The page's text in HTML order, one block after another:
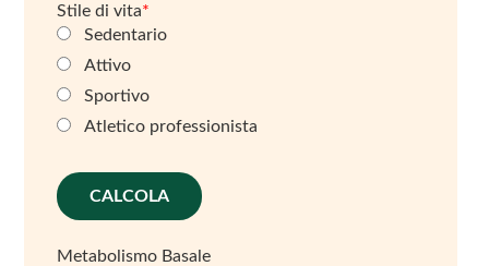
Stile di vita*
Sedentario
Attivo
Sportivo
Atletico professionista
Metabolismo Basale